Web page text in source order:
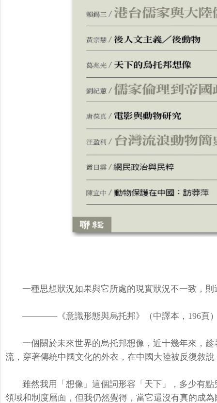
一種思想狀況如果與它所處的現實狀況不一致， 則
————《意識形態與烏托邦》（中譯本，196頁
一個關於未來世界的烏托邦想像，近十幾年來， 趁
流， 穿著傳統中國文化的外衣，在中國大陸被反復敘說
雖然我用「想像」這個詞形容「天下」， 多少有點
領域和制度層面，但我仍然覺得， 當它還沒有真的成